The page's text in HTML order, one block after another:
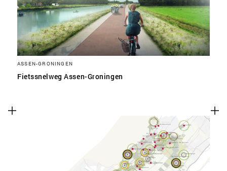
ASSEN-GRONINGEN
Fietssnelweg Assen-Groningen